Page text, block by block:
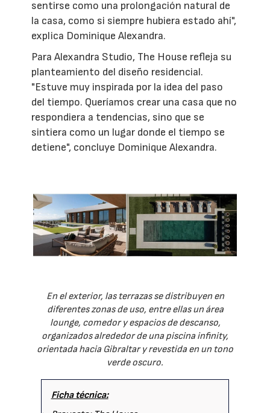
sentirse como una prolongación natural de
la casa, como si siempre hubiera estado ahí",
explica Dominique Alexandra.
Para Alexandra Studio, The House refleja su
planteamiento del diseño residencial.
"Estuve muy inspirada por la idea del paso
del tiempo. Queríamos crear una casa que no
respondiera a tendencias, sino que se
sintiera como un lugar donde el tiempo se
detiene", concluye Dominique Alexandra.
En el exterior, las terrazas se distribuyen en
diferentes zonas de uso, entre ellas un área
lounge, comedor y espacios de descanso,
organizados alrededor de una piscina infinity,
orientada hacia Gibraltar y revestida en un tono
verde oscuro.
Ficha técnica: